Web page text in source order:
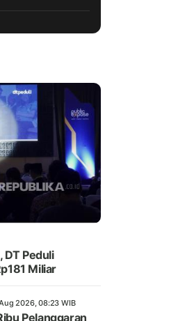
DT Peduli
Miliar
2026, 08:23 WIB
Pelanggaran